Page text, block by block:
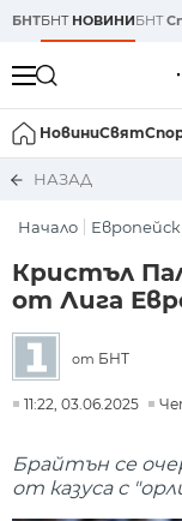
БНТБНТ НОВИНИБНТ
НовиниСвят
НАЗАД
Начало
Кристъл
от Лига
от БНТ
11:22, 03.06.2025
Брайтън се
от казуса с